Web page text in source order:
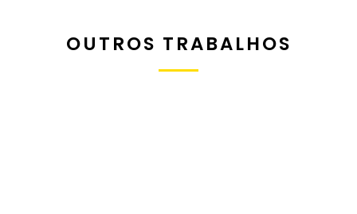
OUTROS TRABALHOS